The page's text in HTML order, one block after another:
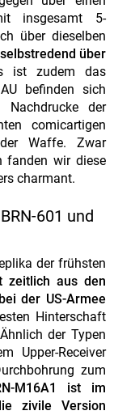
insgesamt 5-
über dieselben
über
ist zudem das
befinden sich
Nachdrucke der
comicartigen
Waffe. Zwar
fanden wir diese
charmant.
601 und
der frühsten
zeitlich aus den
der US-Armee
Hinterschaft
der Typen
Upper-Receiver
zum
M16A1 ist im
zivile Version